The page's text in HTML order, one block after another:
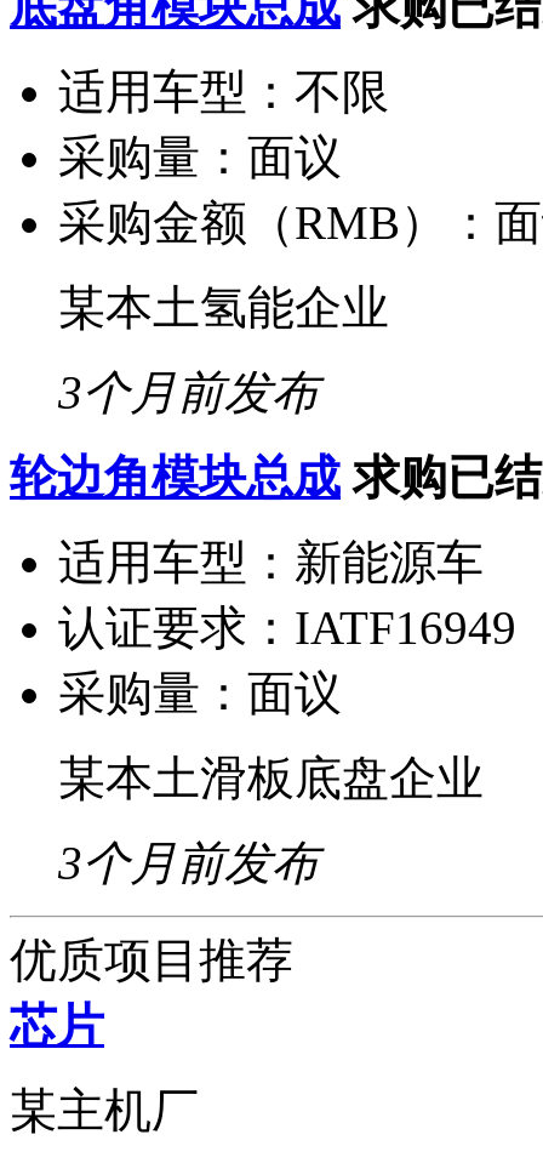
适用车型： 不限
采购量： 面议
采购金额（RMB）：
某本土氢能企业
3个月前发布
轮边角模块总成 求购已
适用车型： 新能源车
认证要求： IATF16949
采购量： 面议
某本土滑板底盘企业
3个月前发布
优质项目推荐
芯片
某主机厂